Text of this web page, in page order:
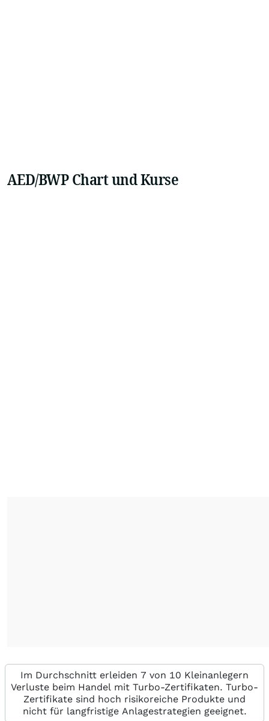
AED/BWP Chart und Kurse
Im Durchschnitt erleiden 7 von 10 Kleinanlegern
Verluste beim Handel mit Turbo-Zertifikaten. Turbo-
Zertifikate sind hoch risikoreiche Produkte und
nicht für langfristige Anlagestrategien geeignet.